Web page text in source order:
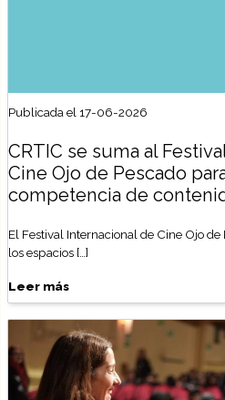
Publicada el 17-06-2026
CRTIC se suma al
Cine Ojo de Pescado
competencia de
El Festival Internacional de Cine Ojo
los espacios […]
Leer más